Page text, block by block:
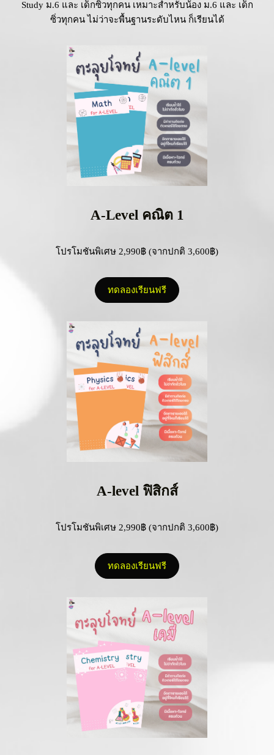
Study ม.6 และ เด็กซิ่วทุกคน เหมาะสำหรับน้อง ม.6 และ เด็ก
ซิ่วทุกคน ไม่ว่าจะพื้นฐานระดับไหน ก็เรียนได้
A-Level คณิต 1
โปรโมชันพิเศษ 2,990฿ (จากปกติ 3,600฿)
ทดลองเรียนฟรี
A-level ฟิสิกส์
โปรโมชันพิเศษ 2,990฿ (จากปกติ 3,600฿)
ทดลองเรียนฟรี